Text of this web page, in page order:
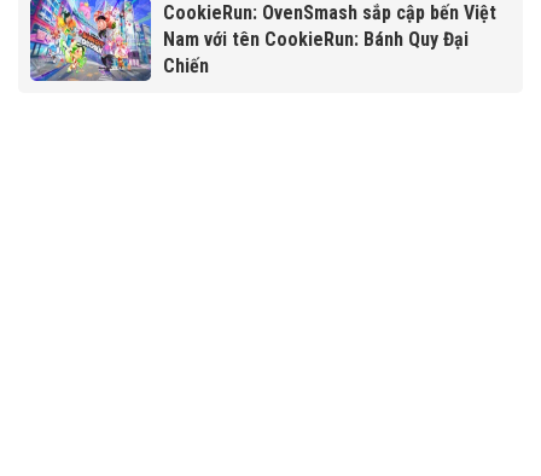
CookieRun: OvenSmash sắp cập bến Việt
Nam với tên CookieRun: Bánh Quy Đại
Chiến